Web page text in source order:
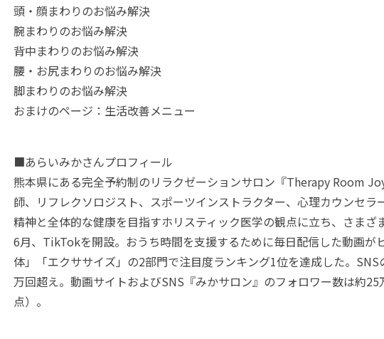
頭・顔まわりのお悩み解決
腕まわりのお悩み解決
背中まわりのお悩み解決
腰・お尻まわりのお悩み解決
脚まわりのお悩み解決
おまけのページ：生活改善メニュー
■あらいみかさんプロフィール
熊本県にある完全予約制のリラクゼーションサロン『Therapy Room
師、リフレクソロジスト、スポーツインストラクター、心理カウンセラ
精神と全体的な健康を目指すホリスティック医学の観点に立ち、さまざ
6月、TikTokを開設。おうち時間を支援するために毎日配信した動画が
体」「エクササイズ」の2部門で注目度ランキング1位を達成した。
万回超え。動画サイトおよびSNS『みかサロン』のフォロワー数は約
点）。